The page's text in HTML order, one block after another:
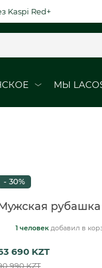
Kaspi Red+
МЫ
- 30%
рубашка
1 человек добавил в
690 KZT
990 KZT